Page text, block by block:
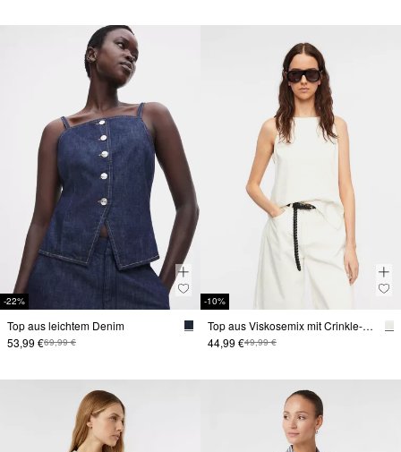
-22%
Top aus leichtem Denim
53,99 €69,99 €
-10%
Top aus Viskosemix mit Crinkle-Struktur
44,99 €49,99 €